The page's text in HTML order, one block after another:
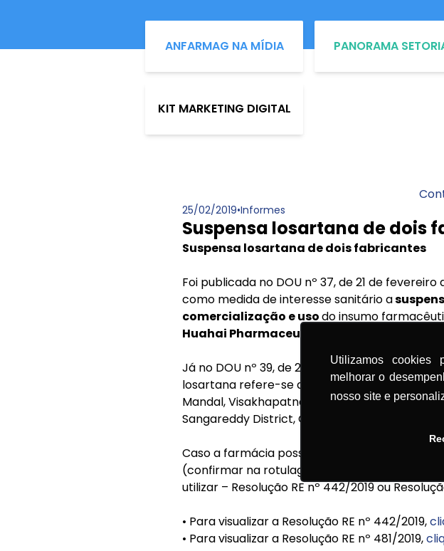
Utilizamos cookies
melhorar o
nosso site e
ANFARMAG NA MÍDIA PANORAMA
KIT MARKETING DIGITAL
25/02/2019•Informes
Suspensa losartana de dois
Suspensa losartana de dois fabricantes
Foi publicada no DOU nº 37, de 21 de
como medida de interesse sanitário a
comercialização e usodo insumo
Huahai Pharmaceutical Co. Ltd
., com
Já no DOU nº 39, de 25 de fevereiro de 2019
losartana refere-se ao fabricante Hetero
Mandal, Visakhapatnam District,
Sangareddy District, Gaddapotharam Village,
Caso a farmácia possua em estoque o
(confirmar na rotulagem), recomenda-se,
utilizar – Resolução RE nº 442/2019 ou
• Para visualizar a Resolução RE nº 442/2019,
• Para visualizar a Resolução RE nº 481/2019,